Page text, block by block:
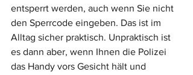
entsperrt werden, auch wenn Sie nicht
den Sperrcode eingeben. Das ist im
Alltag sicher praktisch. Unpraktisch ist
es dann aber, wenn Ihnen die Polizei
das Handy vors Gesicht hält und